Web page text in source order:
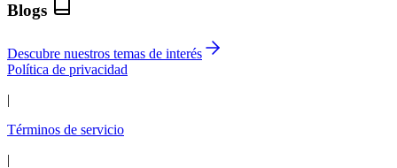
Blogs
Descubre nuestros temas de interés
Política de privacidad
|
Términos de servicio
|